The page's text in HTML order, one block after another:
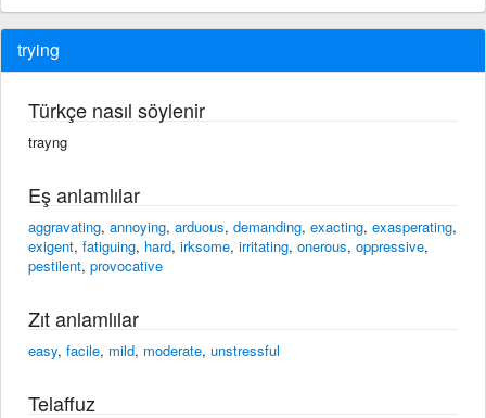
trying
Türkçe nasıl söylenir
trayng
Eş anlamlılar
aggravating, annoying, arduous, demanding, exacting, exasperating,
exigent, fatiguing, hard, irksome, irritating, onerous, oppressive,
pestilent, provocative
Zıt anlamlılar
easy, facile, mild, moderate, unstressful
Telaffuz